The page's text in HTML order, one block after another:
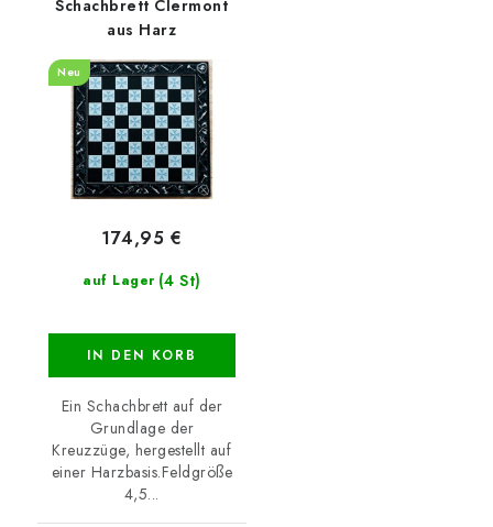
Schachbrett Clermont
aus Harz
Neu
auf Lager (4 St)
174,95 €
IN DEN KORB
Ein Schachbrett auf der
Grundlage der
Kreuzzüge, hergestellt auf
einer Harzbasis.Feldgröße
4,5...